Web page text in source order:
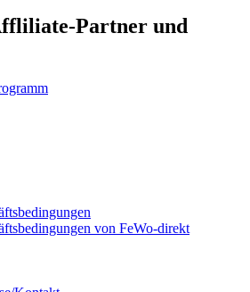
Partner und
von FeWo-direkt